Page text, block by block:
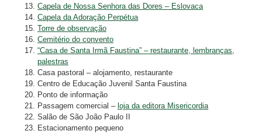
Capela de Nossa Senhora das Dores – Eslovaca
Capela da Adoração Perpétua
Torre de observação
Cemitério do convento
“Casa de Santa Irmã Faustina” – restaurante, lembranças,
palestras
Casa pastoral – alojamento, restaurante
Centro de Educação Juvenil Santa Faustina
Ponto de informação
Passagem comercial – loja da editora Misericordia
Salão de São João Paulo II
Estacionamento pequeno